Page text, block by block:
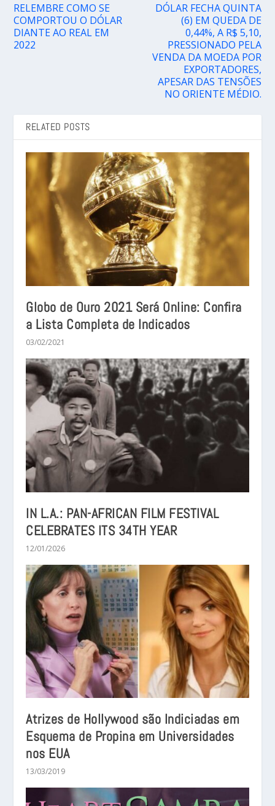
RELEMBRE COMO SE
COMPORTOU O DÓLAR
DIANTE AO REAL EM
2022
DÓLAR FECHA QUINTA
(6) EM QUEDA DE
0,44%, A R$ 5,10,
PRESSIONADO PELA
VENDA DA MOEDA POR
EXPORTADORES,
APESAR DAS TENSÕES
NO ORIENTE MÉDIO.
RELATED POSTS
Globo de Ouro 2021 Será Online: Confira
a Lista Completa de Indicados
03/02/2021
IN L.A.: PAN-AFRICAN FILM FESTIVAL
CELEBRATES ITS 34TH YEAR
12/01/2026
Atrizes de Hollywood são Indiciadas em
Esquema de Propina em Universidades
nos EUA
13/03/2019